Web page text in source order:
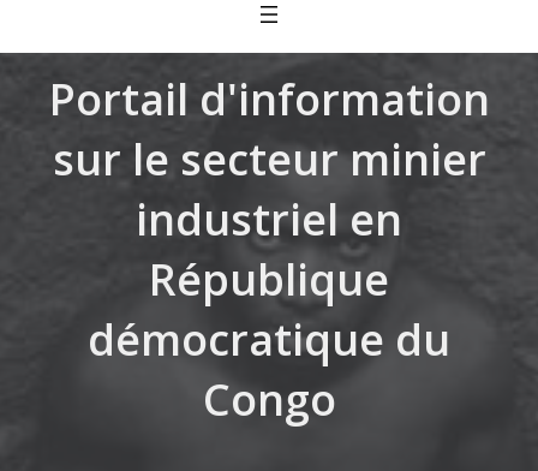
Portail d'information
sur le secteur minier
industriel en
République
démocratique du
Congo